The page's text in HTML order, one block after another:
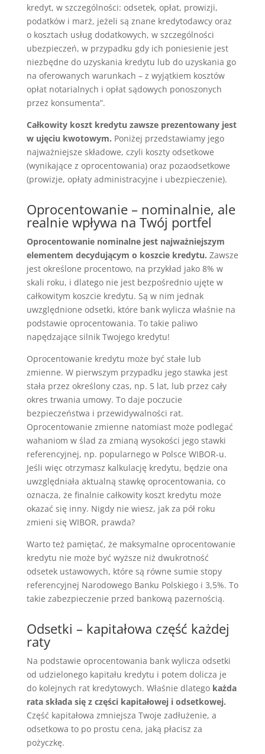
kredyt, w szczególności: odsetek, opłat, prowizji,
podatków i marż, jeżeli są znane kredytodawcy oraz
o kosztach usług dodatkowych, w szczególności
ubezpieczeń, w przypadku gdy ich poniesienie jest
niezbędne do uzyskania kredytu lub do uzyskania go
na oferowanych warunkach – z wyjątkiem kosztów
opłat notarialnych i opłat sądowych ponoszonych
przez konsumenta”.
Całkowity koszt kredytu zawsze prezentowany jest
w ujęciu kwotowym. Poniżej przedstawiamy jego
najważniejsze składowe, czyli koszty odsetkowe
(wynikające z oprocentowania) oraz pozaodsetkowe
(prowizje, opłaty administracyjne i ubezpieczenie).
Oprocentowanie – nominalnie, ale
realnie wpływa na Twój portfel
Oprocentowanie nominalne jest najważniejszym
elementem decydującym o koszcie kredytu. Zawsze
jest określone procentowo, na przykład jako 8% w
skali roku, i dlatego nie jest bezpośrednio ujęte w
całkowitym koszcie kredytu. Są w nim jednak
uwzględnione odsetki, które bank wylicza właśnie na
podstawie oprocentowania. To takie paliwo
napędzające silnik Twojego kredytu!
Oprocentowanie kredytu może być stałe lub
zmienne. W pierwszym przypadku jego stawka jest
stała przez określony czas, np. 5 lat, lub przez cały
okres trwania umowy. To daje poczucie
bezpieczeństwa i przewidywalności rat.
Oprocentowanie zmienne natomiast może podlegać
wahaniom w ślad za zmianą wysokości jego stawki
referencyjnej, np. popularnego w Polsce WIBOR-u.
Jeśli więc otrzymasz kalkulację kredytu, będzie ona
uwzględniała aktualną stawkę oprocentowania, co
oznacza, że finalnie całkowity koszt kredytu może
okazać się inny. Nigdy nie wiesz, jak za pół roku
zmieni się WIBOR, prawda?
Warto też pamiętać, że maksymalne oprocentowanie
kredytu nie może być wyższe niż dwukrotność
odsetek ustawowych, które są równe sumie stopy
referencyjnej Narodowego Banku Polskiego i 3,5%. To
takie zabezpieczenie przed bankową pazernością.
Odsetki – kapitałowa część każdej
raty
Na podstawie oprocentowania bank wylicza odsetki
od udzielonego kapitału kredytu i potem dolicza je
do kolejnych rat kredytowych. Właśnie dlatego każda
rata składa się z części kapitałowej i odsetkowej.
Część kapitałowa zmniejsza Twoje zadłużenie, a
odsetkowa to po prostu cena, jaką płacisz za
pożyczkę.